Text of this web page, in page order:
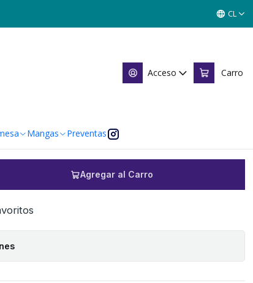
Acceso Carro
Mangas Preventas
CL
TCG Zero Mulligan
- Variedades
Agregar al Carro